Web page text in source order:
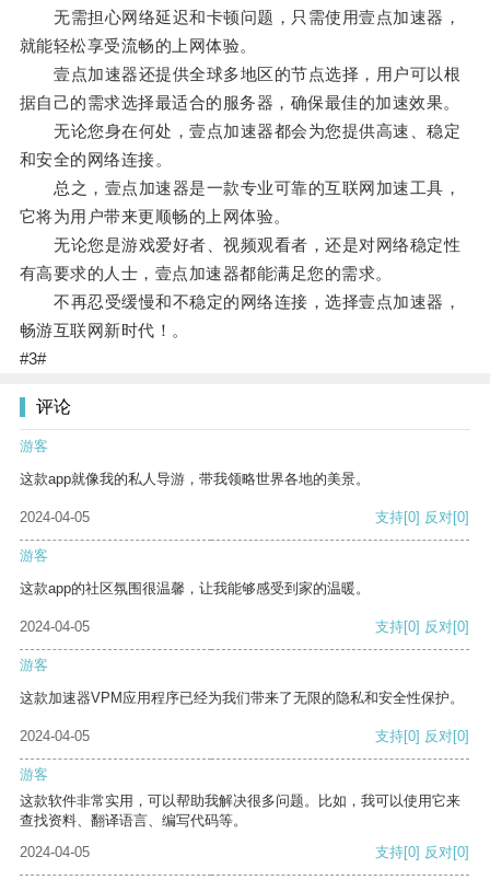
无需担心网络延迟和卡顿问题，只需使用壹点加速器，
就能轻松享受流畅的上网体验。
壹点加速器还提供全球多地区的节点选择，用户可以根
据自己的需求选择最适合的服务器，确保最佳的加速效果。
无论您身在何处，壹点加速器都会为您提供高速、稳定
和安全的网络连接。
总之，壹点加速器是一款专业可靠的互联网加速工具，
它将为用户带来更顺畅的上网体验。
无论您是游戏爱好者、视频观看者，还是对网络稳定性
有高要求的人士，壹点加速器都能满足您的需求。
不再忍受缓慢和不稳定的网络连接，选择壹点加速器，
畅游互联网新时代！。
#3#
评论
游客
这款app就像我的私人导游，带我领略世界各地的美景。
2024-04-05 支持[0] 反对[0]
游客
这款app的社区氛围很温馨，让我能够感受到家的温暖。
2024-04-05 支持[0] 反对[0]
游客
这款加速器VPM应用程序已经为我们带来了无限的隐私和安全性保护。
2024-04-05 支持[0] 反对[0]
游客
这款软件非常实用，可以帮助我解决很多问题。比如，我可以使用它来
查找资料、翻译语言、编写代码等。
2024-04-05
支持[0] 反对[0]